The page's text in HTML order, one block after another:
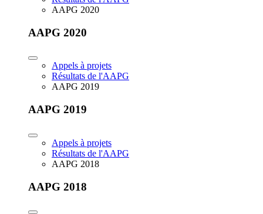
AAPG 2020
AAPG 2020
Appels à projets
Résultats de l'AAPG
AAPG 2019
AAPG 2019
Appels à projets
Résultats de l'AAPG
AAPG 2018
AAPG 2018